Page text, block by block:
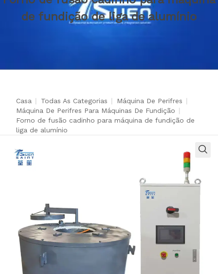
de fundição de liga de alumínio
Casa Todas As Categorias Máquina De Perifres
Máquina De Perifres Para Máquinas De Fundição
Forno de fusão cadinho para máquina de fundição de
liga de alumínio